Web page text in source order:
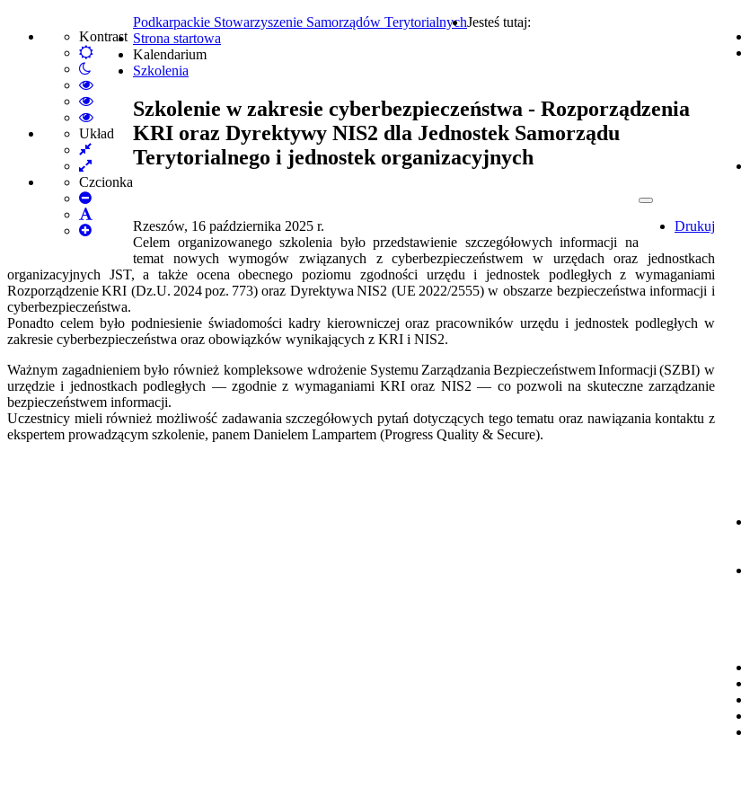
Kontrast
Default
mode
Włącz
tryb
nocny
High
Contrast
Black
White
High
Contrast
Black
High
Contrast
mode
Układ
Fixed
layout
Wide
layout
Czcionka
Set
FontDefault
Set
Podkarpackie Stowarzyszenie Samorządów TerytorialnychJesteś tutaj:
Strona startowa
Kalendarium
Szkolenia
Szkolenie w zakresie cyberbezpieczeństwa - Rozporządzenia
KRI oraz Dyrektywy NIS2 dla Jednostek Samorządu
Terytorialnego i jednostek organizacyjnych
Drukuj
Rzeszów, 16 października 2025 r.
Celem organizowanego szkolenia było przedstawienie szczegółowych informacji na
temat nowych wymogów związanych z cyberbezpieczeństwem w urzędach oraz jednostkach
organizacyjnych JST, a także ocena obecnego poziomu zgodności urzędu i jednostek podległych z wymaganiami
Rozporządzenie KRI (Dz.U. 2024 poz. 773) oraz Dyrektywa NIS2 (UE 2022/2555) w obszarze bezpieczeństwa informacji i
cyberbezpieczeństwa.
Ponadto celem było podniesienie świadomości kadry kierowniczej oraz pracowników urzędu i jednostek podległych w
zakresie cyberbezpieczeństwa oraz obowiązków wynikających z KRI i NIS2.
Ważnym zagadnieniem było również kompleksowe wdrożenie Systemu Zarządzania Bezpieczeństwem Informacji (SZBI) w
urzędzie i jednostkach podległych — zgodnie z wymaganiami KRI oraz NIS2 — co pozwoli na skuteczne zarządzanie
bezpieczeństwem informacji.
Uczestnicy mieli również możliwość zadawania szczegółowych pytań dotyczących tego tematu oraz nawiązania kontaktu z
ekspertem prowadzącym szkolenie, panem Danielem Lampartem (Progress Quality & Secure).